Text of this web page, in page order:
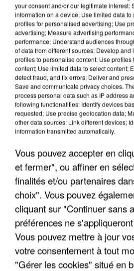
UNE TOURISTE DE L’OISE
your consent and/or our legitimate interest:
information on a device; Use limited data
profiles for personalised advertising; Use
advertising; Measure advertising
performance; Understand audiences
of data from different sources; Develop and
profiles to personalise content; Use profiles
content; Use limited data to select content;
detect fraud, and fix errors; Deliver and
Save and communicate privacy choices.
process personal data such as IP address
following functionalities: Identify devices
requested; Use precise geolocation data;
other data sources; Link different devices;
information transmitted automatically.
Vous pouvez accepter en
et fermer", ou affiner en
finalités et/ou partenaires
choix". Vous pouvez
cliquant sur "Continuer sans
préférences ne
Vous pouvez mettre à jour
votre consentement à tout
"Gérer les cookies" situé en